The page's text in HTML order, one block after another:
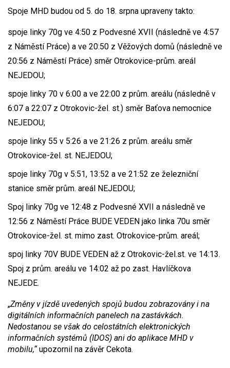
Spoje MHD budou od 5. do 18. srpna upraveny takto:
spoje linky 70g ve 4:50 z Podvesné XVII (následně ve 4:57
z Náměstí Práce) a ve 20:50 z Věžových domů (následně ve
20:56 z Náměstí Práce) směr Otrokovice-prům. areál
NEJEDOU;
spoje linky 70 v 6:00 a ve 22:00 z prům. areálu (následně v
6:07 a 22:07 z Otrokovic-žel. st.) směr Baťova nemocnice
NEJEDOU;
spoje linky 55 v 5:26 a ve 21:26 z prům. areálu směr
Otrokovice-žel. st. NEJEDOU;
spoje linky 70g v 5:51, 13:52 a ve 21:52 ze železniční
stanice směr prům. areál NEJEDOU;
Spoj linky 70g ve 12:48 z Podvesné XVII a následně ve
12:56 z Náměstí Práce BUDE VEDEN jako linka 70u směr
Otrokovice-žel. st. mimo zast. Otrokovice-prům. areál;
spoj linky 70V BUDE VEDEN až z Otrokovic-žel.st. ve 14:13.
Spoj z prům. areálu ve 14:02 až po zast. Havlíčkova
NEJEDE.
„Změny v jízdě uvedených spojů budou zobrazovány i na
digitálních informačních panelech na zastávkách.
Nedostanou se však do celostátních elektronických
informačních systémů (IDOS) ani do aplikace MHD v
mobilu,“upozornil na závěr Cekota.